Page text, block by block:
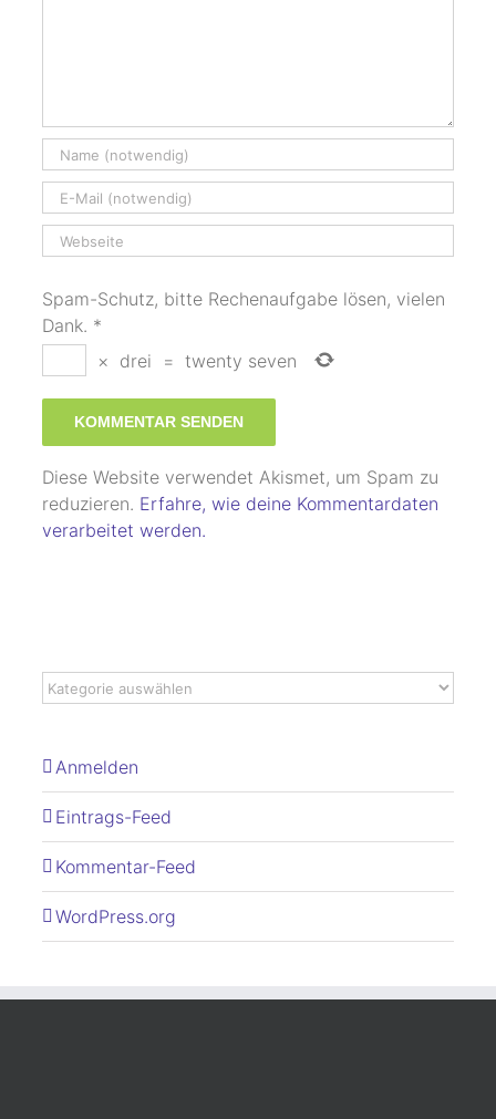
Spam-Schutz, bitte Rechenaufgabe lösen, vielen
Dank. *
× drei = twenty seven
Diese Website verwendet Akismet, um Spam zu
reduzieren. Erfahre, wie deine Kommentardaten
verarbeitet werden.
Anmelden
Eintrags-Feed
Kommentar-Feed
WordPress.org